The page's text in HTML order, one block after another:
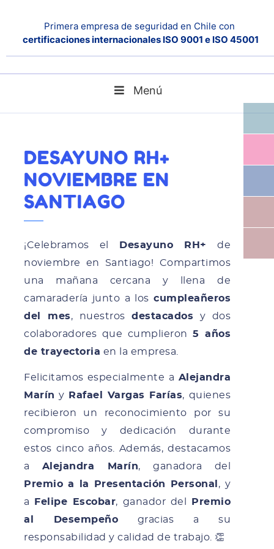
Primera empresa de seguridad en Chile con
certificaciones internacionales ISO 9001 e ISO 45001
Menú
DESAYUNO RH+
NOVIEMBRE EN
SANTIAGO
¡Celebramos el Desayuno RH+
de
noviembre en Santiago! Compartimos
una mañana cercana y llena de
camaradería junto a los cumpleañeros
del mes, nuestros destacados y dos
colaboradores que cumplieron5 años
de trayectoria en la empresa.
Felicitamos especialmente a Alejandra
Marín y Rafael Vargas Farías, quienes
recibieron un reconocimiento por su
compromiso y dedicación durante
estos cinco años. Además, destacamos
a Alejandra Marín, ganadora del
Premio a la Presentación Personal , y
a
Felipe Escobar, ganador del
Premio
al Desempeño gracias a su
responsabilidad y calidad de trabajo. 👏